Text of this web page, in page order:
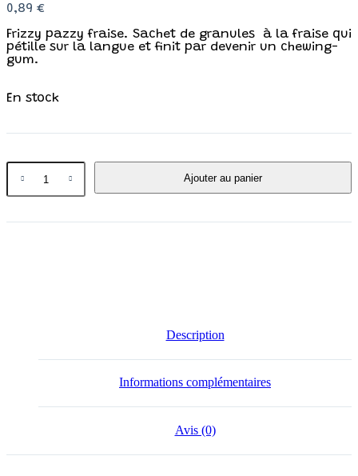
0,89 €
Frizzy pazzy fraise. Sachet de granules à la fraise qui
pétille sur la langue et finit par devenir un chewing-
gum.
En stock
Ajouter au panier
Description
Informations complémentaires
Avis (0)